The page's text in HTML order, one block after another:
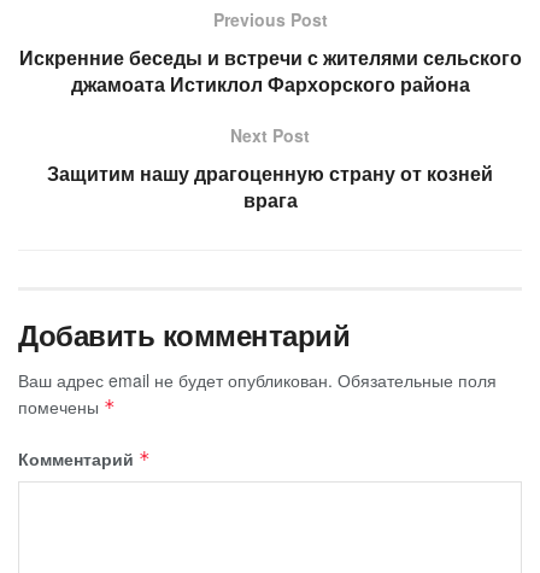
Previous Post
Искренние беседы и встречи с жителями сельского
джамоата Истиклол Фархорского района
Next Post
Защитим нашу драгоценную страну от козней
врага
Добавить комментарий
Ваш адрес email не будет опубликован. Обязательные поля
помечены *
Комментарий *